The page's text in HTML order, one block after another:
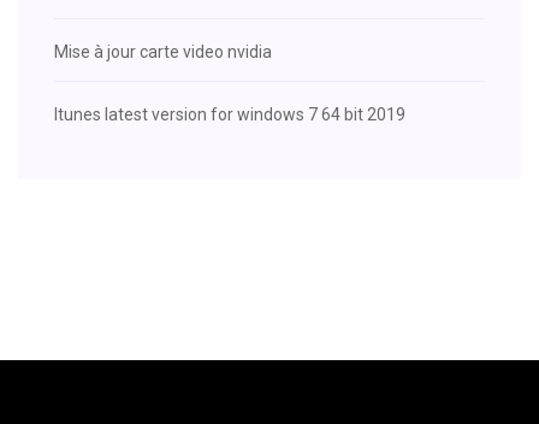
Mise à jour carte video nvidia
Itunes latest version for windows 7 64 bit 2019